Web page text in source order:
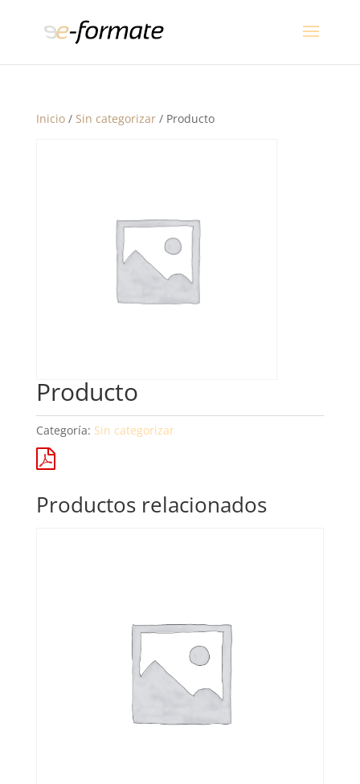
Inicio/ Sin categorizar/ Producto
Producto
Categoría: Sin categorizar
Productos relacionados